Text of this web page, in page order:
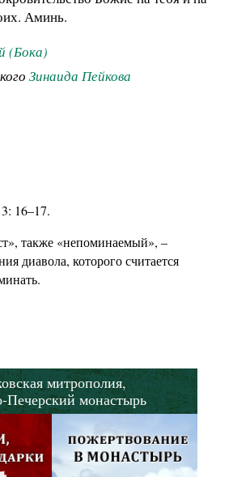
Аминь.
(Бока)
Зинаида Пейкова
16–17.
также «непоминаемый», –
диавола, которого считается
митрополия,
Печерский монастырь